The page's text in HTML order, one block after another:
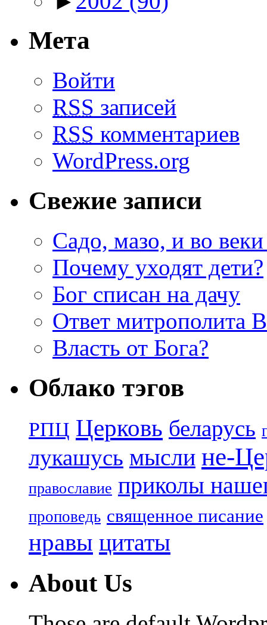
Мета
Войти
RSS записей
RSS комментариев
WordPress.org
Свежие записи
Садо, мазо, и во веки
Почему уходят дети?
Бог списан на дачу
Ответ митрополита
Власть от Бога?
Облако тэгов
РПЦ Церковь беларусь
лукашусь мысли не-
православие приколы
проповедь священное писание
нравы цитаты
About Us